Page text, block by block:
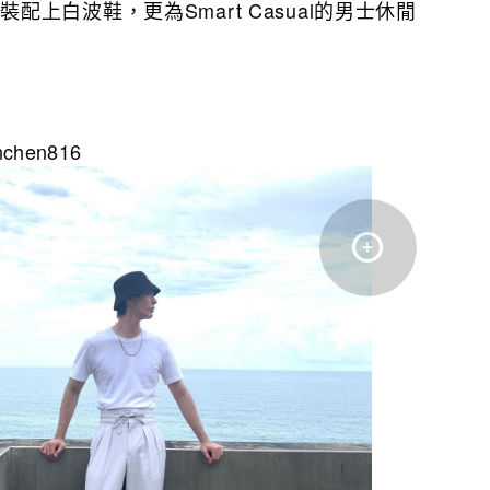
配上白波鞋，更為Smart Casual的男士休閒